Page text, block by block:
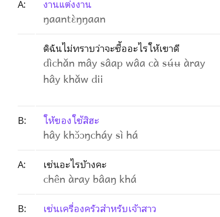
A: งานแต่งงาน
ŋaantɛ̀ŋŋaan
ดิฉันไม่ทราบว่าจะซื้ออะไรให้เขาดี
dìchǎn mây sâap wâa cà sʉ́ʉ àray
hây khǎw dii
B: ให้ของใช้สิฮะ
hây khɔ̌ɔŋcháy sì há
A: เช่นอะไรบ้างคะ
chên àray bâaŋ khá
B: เช่นเครื่องครัวสำหรับเจ้าสาว